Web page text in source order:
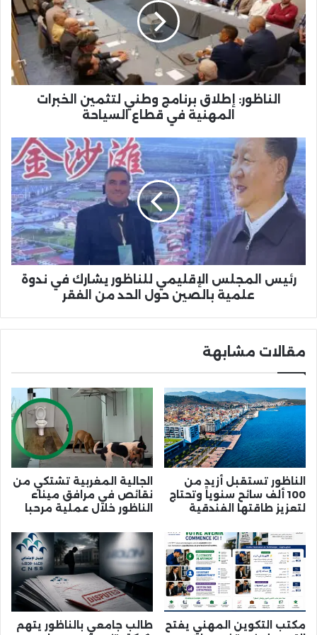
وطني
لتثمين
الخبرات
المهنية
في
قطاع
الناظور: إطلاق برنامج وطني لتثمين الخبرات
المهنية في قطاع السياحة
رئيس
المجلس
الإقليمي
للناظور
يشارك
في
بالصين
حولرئيس المجلس الإقليمي للناظور يشارك في ندوة
علمية بالصين حول الحد من الفقر
مقالات مشابهة
الناظور تستقبل أزيد من
100 ألف سائح سنوياً وتحتاج
لتعزيز طاقتها الفندقية
الجالية المغربية تشتكي من
نقائص في مرافق ميناء
الناظور خلال عملية مرحبا
مكتب التكوين المهني يفتح
طالب جامعي بالناظور يتهم